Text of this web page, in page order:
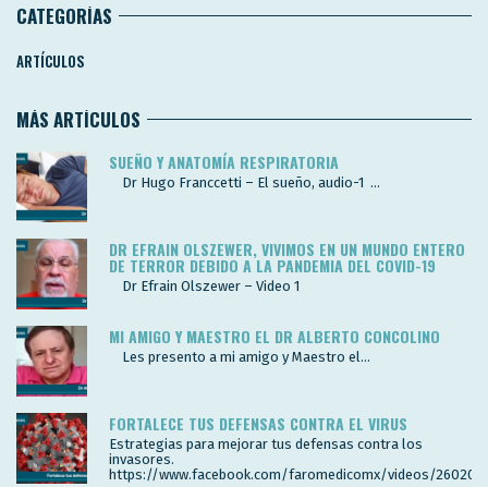
CATEGORÍAS
ARTÍCULOS
MÁS ARTÍCULOS
SUEÑO Y ANATOMÍA RESPIRATORIA
Dr Hugo Franccetti – El sueño, audio-1 ...
DR EFRAIN OLSZEWER, VIVIMOS EN UN MUNDO ENTERO
DE TERROR DEBIDO A LA PANDEMIA DEL COVID-19
Dr Efrain Olszewer – Video 1
MI AMIGO Y MAESTRO EL DR ALBERTO CONCOLINO
Les presento a mi amigo y Maestro el...
FORTALECE TUS DEFENSAS CONTRA EL VIRUS
Estrategias para mejorar tus defensas contra los
invasores.
https://www.facebook.com/faromedicomx/videos/